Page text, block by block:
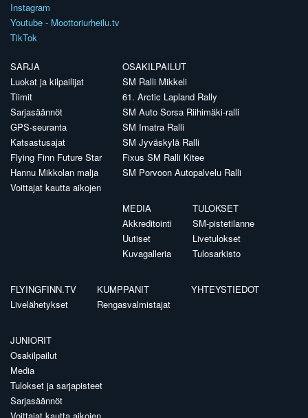
Instagram
Youtube - Moottoriurheilu.tv
TikTok
SARJA
Luokat ja kilpailijat
Tiimit
Sarjasäännöt
GPS-seuranta
Katsastusajat
Flying Finn Future Star
Hannu Mikkolan malja
Voittajat kautta aikojen
OSAKILPAILUT
SM Ralli Mikkeli
61. Arctic Lapland Rally
SM Auto Sorsa Riihimäki-ralli
SM Imatra Ralli
SM Jyväskylä Ralli
Fixus SM Ralli Kitee
SM Porvoon Autopalvelu Ralli
MEDIA
Akkreditointi
Uutiset
Kuvagalleria
TULOKSET
SM-pistetilanne
Livetulokset
Tulosarkisto
FLYINGFINN.TV
Livelähetykset
KUMPPANIT
Rengasvalmistajat
YHTEYSTIEDOT
JUNIORIT
Osakilpailut
Media
Tulokset ja sarjapisteet
Sarjasäännöt